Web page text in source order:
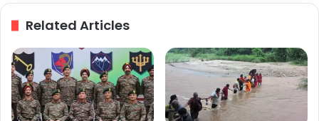
बिक्रीRelated Articles